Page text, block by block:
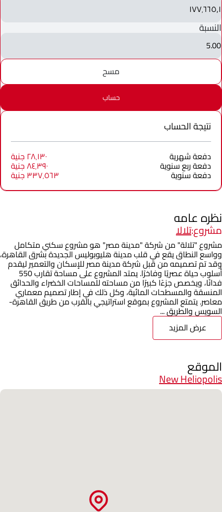
١٧٧٬٦٦٥٫١
النسبة
5.00
مسح
حساب
نتيجة الحساب
دفعة شهرية ٢٨٬١٣٠ جنية
دفعة ربع سنوية ٨٤٬٣٩٠ جنية
دفعة سنوية ٣٣٧٬٥٦٣ جنية
نظره عامه
مشروع:تلالا
مشروع "تلالة" من شركة "مدينة مصر" هو مشروع سكني متكامل
وواسع النطاق يقع في قلب مدينة هليوبوليس الجديدة بشرق القاهرة،
وقد تم تصميمه من قبل شركة مدينة مصر للإسكان والتعمير ليقدم
أسلوب حياة عصريًا وفاخرًا. يمتد المشروع على مساحة تقارب 550
فدانًا، ويخصص جزءًا كبيرًا من مساحته للمساحات الخضراء والحدائق
المنسقة والمسطحات المائية، وكل ذلك في إطار تصميم معماري
معاصر. يتمتع المشروع بموقع استراتيجي بالقرب من طريق القاهرة-
السويس والطريق ...
عرض المزيد
الموقع
New Heliopolis